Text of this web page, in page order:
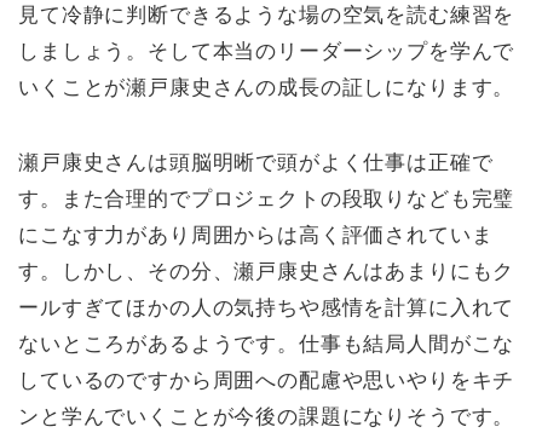
見て冷静に判断できるような場の空気を読む練習を
しましょう。そして本当のリーダーシップを学んで
いくことが瀬戸康史さんの成長の証しになります。
瀬戸康史さんは頭脳明晰で頭がよく仕事は正確で
す。また合理的でプロジェクトの段取りなども完璧
にこなす力があり周囲からは高く評価されていま
す。しかし、その分、瀬戸康史さんはあまりにもク
ールすぎてほかの人の気持ちや感情を計算に入れて
ないところがあるようです。仕事も結局人間がこな
しているのですから周囲への配慮や思いやりをキチ
ンと学んでいくことが今後の課題になりそうです。